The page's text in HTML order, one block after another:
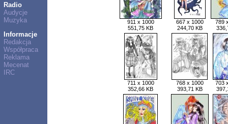
Radio
Audycje
Muzyka
Informacje
Redakcja
Współpraca
Reklama
Mecenat
IRC
911 x 1000
551,75 KB
667 x 1000
244,70 KB
789
711 x 1000
352,66 KB
768 x 1000
393,71 KB
703